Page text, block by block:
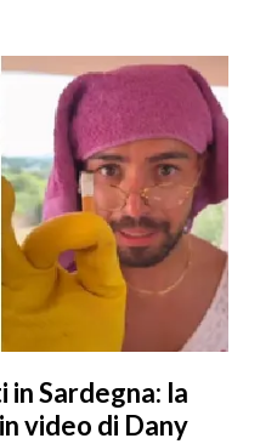
Sardegna: la
video di Dany